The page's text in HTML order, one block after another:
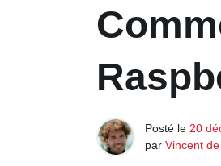
Posté le 20
par Vincent